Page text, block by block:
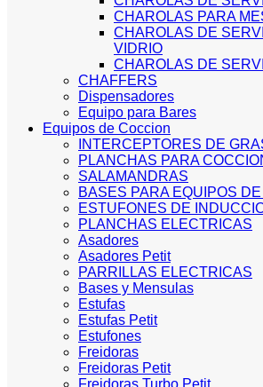
CHAROLAS PARA
CHAROLAS DE
VIDRIO
CHAROLAS DE
CHAFFERS
Dispensadores
Equipo para Bares
Equipos de Coccion
INTERCEPTORES DE
PLANCHAS PARA
SALAMANDRAS
BASES PARA EQUIPOS
ESTUFONES DE
PLANCHAS ELECTRICAS
Asadores
Asadores Petit
PARRILLAS ELECTRICAS
Bases y Mensulas
Estufas
Estufas Petit
Estufones
Freidoras
Freidoras Petit
Freidoras Turbo Petit